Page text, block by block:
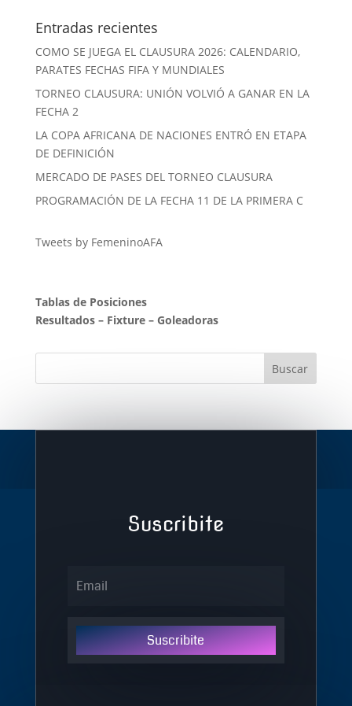
Entradas recientes
COMO SE JUEGA EL CLAUSURA 2026: CALENDARIO,
PARATES FECHAS FIFA Y MUNDIALES
TORNEO CLAUSURA: UNIÓN VOLVIÓ A GANAR EN LA
FECHA 2
LA COPA AFRICANA DE NACIONES ENTRÓ EN ETAPA
DE DEFINICIÓN
MERCADO DE PASES DEL TORNEO CLAUSURA
PROGRAMACIÓN DE LA FECHA 11 DE LA PRIMERA C
Tweets by FemeninoAFA
Tablas de Posiciones
Resultados– Fixture– Goleadoras
Suscribite
Suscribite